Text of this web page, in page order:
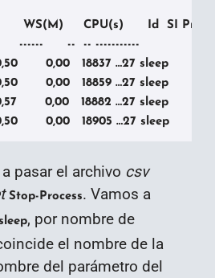
WS(M)     CPU(s)      Id  SI
------      --  -- -----------
0,50       0,00   18837 …27 sleep
0,50       0,00   18859 …27 sleep
0,57       0,00   18882 …27 sleep
0,50       0,00   18905 …27 sleep
pasar el archivo csv
Stop-Process. Vamos a
, por nombre de
el nombre de la
del parámetro del